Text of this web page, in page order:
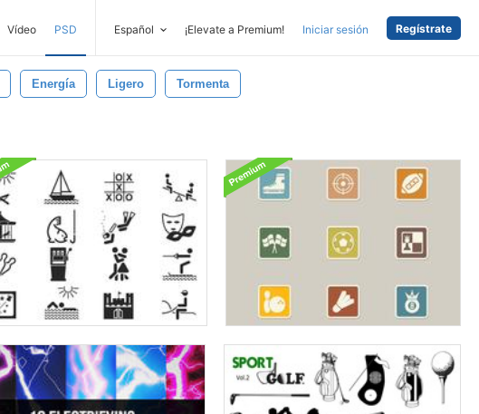
Vídeo PSD Español ¡Elevate a Premium! Iniciar sesión Regístrate
Energía Ligero Tormenta